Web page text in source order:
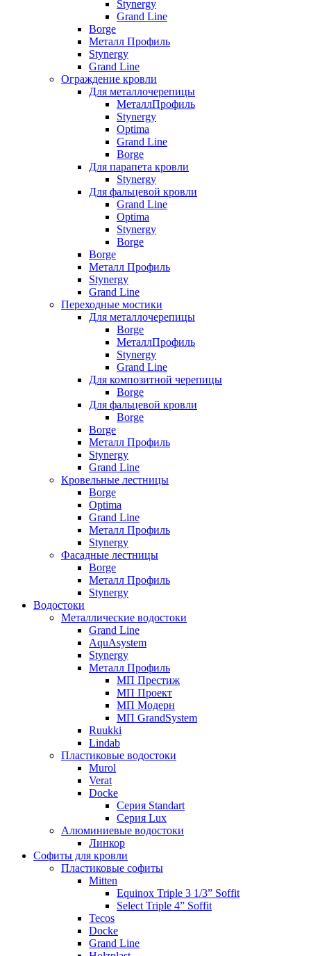
Stynergy
Grand Line
Borge
Металл Профиль
Stynergy
Grand Line
Ограждение кровли
Для металлочерепицы
МеталлПрофиль
Stynergy
Optima
Grand Line
Borge
Для парапета кровли
Stynergy
Для фальцевой кровли
Grand Line
Optima
Stynergy
Borge
Borge
Металл Профиль
Stynergy
Grand Line
Переходные мостики
Для металлочерепицы
Borge
МеталлПрофиль
Stynergy
Grand Line
Для композитной черепицы
Borge
Для фальцевой кровли
Borge
Borge
Металл Профиль
Stynergy
Grand Line
Кровельные лестницы
Borge
Optima
Grand Line
Металл Профиль
Stynergy
Фасадные лестницы
Borge
Металл Профиль
Stynergy
Водостоки
Металлические водостоки
Grand Line
AquAsystem
Stynergy
Металл Профиль
МП Престиж
МП Проект
МП Модерн
МП GrandSystem
Ruukki
Lindab
Пластиковые водостоки
Murol
Verat
Docke
Серия Standart
Серия Lux
Алюминиевые водостоки
Линкор
Софиты для кровли
Пластиковые софиты
Mitten
Equinox Triple 3 1/3” Soffit
Select Triple 4” Soffit
Tecos
Docke
Grand Line